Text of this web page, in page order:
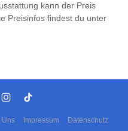
kann der Preis
Preisinfos findest du unter
Uns Impressum Datenschutz